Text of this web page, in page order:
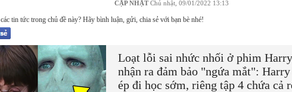
CẬP NHẬTChủ nhật, 09/01/2022 13:13
tin tức trong chủ đề này? Hãy bình luận, gửi, chia sẻ với bạn bè nhé!
Loạt lỗi sai nhức nhối ở phim
nhận ra đảm bảo "ngứa mắt":
ép đi học sớm, riêng tập 4 chứa cả